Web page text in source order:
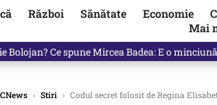
Război Sănătate Economie
Mai
Bolojan? Ce spune Mircea Badea: E o
› Stiri › Codul secret folosit de Regina